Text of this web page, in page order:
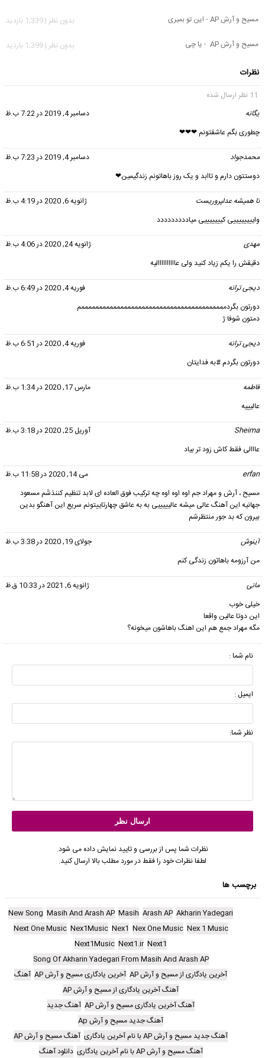
مسیح و آرش AP - این تو بمیری
بدون نظر | 1,339 بازدید
مسیح و آرش AP - یا چی
بدون نظر | 1,399 بازدید
نظرات
11 نظر ارسال شده
یگانه
دسامبر 4, 2019 در 7:22 ب.ظ
چطوری بگم عاشقتونم ❤❤❤
محمدجواد
دسامبر 4, 2019 در 7:23 ب.ظ
دوستتون دارم و تاابد و یک روز باهاتونم زندگیمین❤
تا همیشه عدلپروریست
ژانویه 6, 2020 در 4:19 ب.ظ
واییییییییی کیییییییی میاددددددددد
مهدی
ژانویه 24, 2020 در 4:06 ب.ظ
دقیقش را یکم زیاد کنید ولی عاااااااااالیه
دیجی ترانه
فوریه 4, 2020 در 6:49 ب.ظ
دورتون بگردمممممممممممممممممممممممممممممممممممممممممم
دمتون شوفا ژ
دیجی ترانه
فوریه 4, 2020 در 6:51 ب.ظ
دورتون بگردم #به فدایتان
فاطمه
مارس 17, 2020 در 1:34 ب.ظ
عالیییه
Sheima
آوریل 25, 2020 در 3:18 ب.ظ
عااالی فقط کاش زود تر بیاد
erfan
می 14, 2020 در 11:58 ب.ظ
مسیح ، آرش و مهراد جم اوه اوه اوه چه ترکیب فوق العاده ای لابد تنظیم کنندَشَم مسعود
جهانیه این آهنگ عالی میشه عالیییییی به به عاشق چهارتاییتونم سریع این آهنگو بدین
بیرون که بد جور منتظرشم
آینوش
جولای 19, 2020 در 3:38 ب.ظ
من آرزومه باهاتون زندگی کنم
مانی
ژانویه 6, 2021 در 10:33 ق.ظ
خیلی خوب
این دوتا عالین واقعا
مگه مهراد جمع هم این اهنگ باهاشون میخونه؟
نام شما :
ایمیل :
نظر شما:
نظرات شما پس از بررسی و تایید نمایش داده می شود.
لطفا نظرات خود را فقط در مورد مطلب بالا ارسال کنید.
برچسب ها
Akharin Yadegari
Arash AP
Masih
Masih And Arash AP
New Song
Nex 1 Music
Nex One Music
Nex1
Nex1Music
Next One Music
Next1
Next1.ir
Next1Music
Song Of Akharin Yadegari From Masih And Arash AP
آخرین یادگاری از مسیح و آرش AP
آخرین یادگاری مسیح و آرش AP
آهنگ
آهنگ آخرین یادگاری از مسیح و آرش AP
آهنگ آخرین یادگاری مسیح و آرش AP
آهنگ جدید
آهنگ جدید مسیح و آرش Ap
آهنگ جدید مسیح و آرش AP با نام آخرین یادگاری
آهنگ مسیح و آرش AP
آهنگ مسیح و آرش AP با نام آخرین یادگاری
دانلود آهنگ